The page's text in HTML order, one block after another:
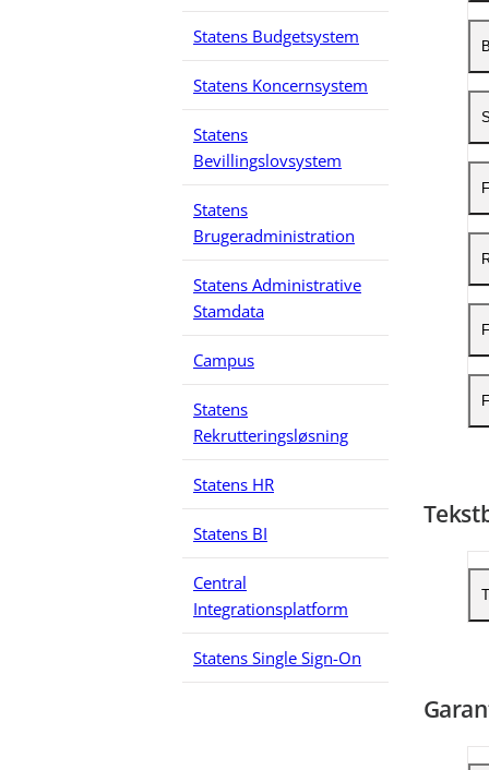
Statens Budgetsystem
Statens Koncernsystem
Statens
Bevillingslovsystem
Statens
Brugeradministration
Statens Administrative
Stamdata
Campus
Statens
Rekrutteringsløsning
Statens HR
Statens BI
Central
Integrationsplatform
Statens Single Sign-On